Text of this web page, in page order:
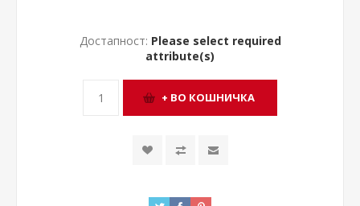
Достапност: Please select required
attribute(s)